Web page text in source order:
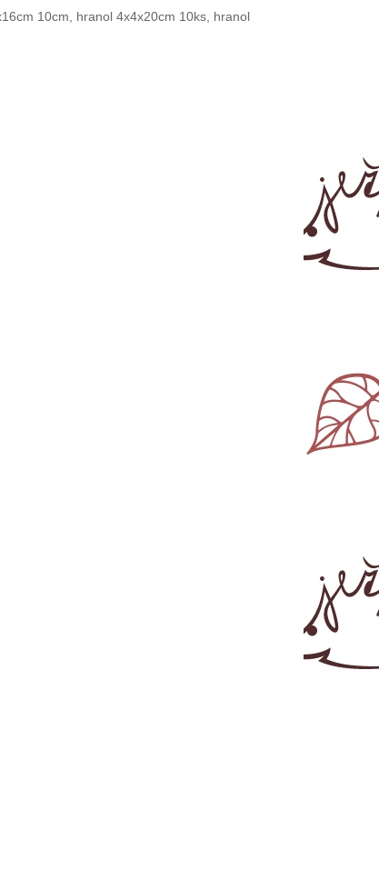
10cm, hranol 4x4x20cm 10ks, hranol